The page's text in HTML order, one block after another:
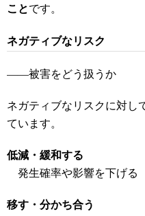
ことです。
ネガティブなリスク
――被害をどう扱うか
ネガティブなリスクに対し
ています。
低減・緩和する
発生確率や影響を下げる
移す・分かち合う